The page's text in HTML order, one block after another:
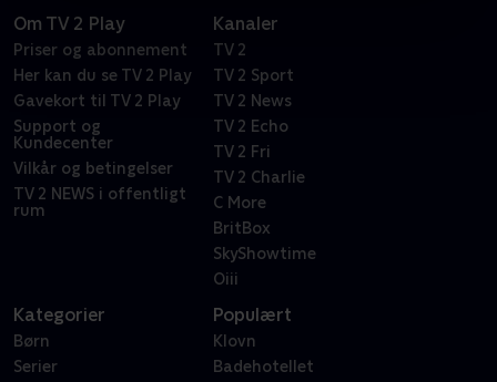
Om TV 2 Play
Priser og abonnement
Her kan du se TV 2 Play
Gavekort til TV 2 Play
Support og
Kundecenter
Vilkår og betingelser
TV 2 NEWS i offentligt
rum
Kanaler
TV 2
TV 2 Sport
TV 2 News
TV 2 Echo
TV 2 Fri
TV 2 Charlie
C More
BritBox
SkyShowtime
Oiii
Kategorier
Børn
Serier
Populært
Klovn
Badehotellet